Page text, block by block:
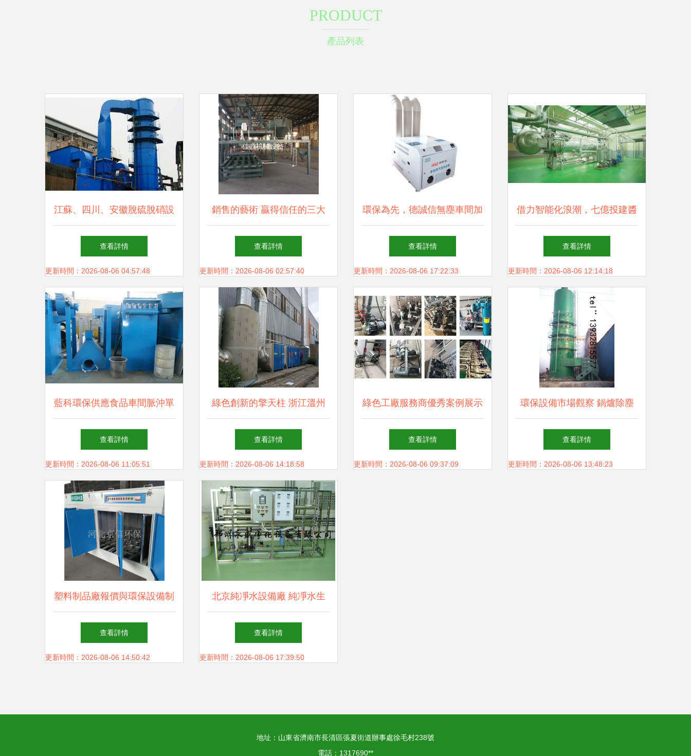
PRODUCT
產品列表
江蘇、四川、安徽脫硫脫硝設
備與廠家對比分析 價格、質
量與適用場景
查看詳情
更新時間：2026-08-06 04:57:48
銷售的藝術 贏得信任的三大
核心策略
查看詳情
更新時間：2026-08-06 02:57:40
環保為先，德誠信無塵車間加
濕機 品質與價格兼得的空間
濕度解決方案
查看詳情
更新時間：2026-08-06 17:22:33
借力智能化浪潮，七億投建醬
油生產基地落成 卡夫亨氏的
中國本土化新布局
查看詳情
更新時間：2026-08-06 12:14:18
藍科環保供應食品車間脈沖單
機布袋收塵器 吸塵罩袋除塵
器處理煙氣效果分析
查看詳情
更新時間：2026-08-06 11:05:51
綠色創新的擎天柱 浙江溫州
光氧活性炭一體機助力環保新
時代
查看詳情
更新時間：2026-08-06 14:18:58
綠色工廠服務商優秀案例展示
美寶環保的耐腐蝕泵與化學藥
液過濾機技術革新
查看詳情
更新時間：2026-08-06 09:37:09
環保設備市場觀察 鍋爐除塵
凈化塔各地價格及選購指南
查看詳情
更新時間：2026-08-06 13:48:23
塑料制品廠報價與環保設備制
造的協同發展之路
查看詳情
更新時間：2026-08-06 14:50:42
北京純凈水設備廠 純凈水生
產設備價格與選購指南（環保
設備欄目銷售）
查看詳情
更新時間：2026-08-06 17:39:50
地址：山東省濟南市長清區張夏街道辦事處徐毛村238號
電話：1317690**